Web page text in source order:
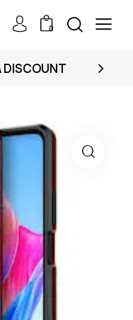
0
DISCOUNT